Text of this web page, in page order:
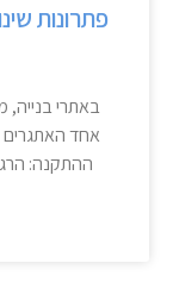
פתרונות
באתרי בנייה,
אחד האתגרים
ההתקנה: